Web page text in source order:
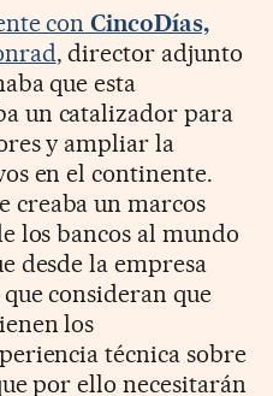
con CincoDías,
, director adjunto
que esta
un catalizador para
y ampliar la
en el continente.
creaba un marcos
los bancos al mundo
desde la empresa
consideran que
los
técnica sobre
por ello necesitarán